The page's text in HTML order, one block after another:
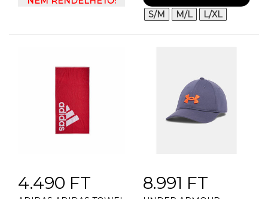
LOW STR
S/M M/L L/XL
4.490 FT 8.991 FT